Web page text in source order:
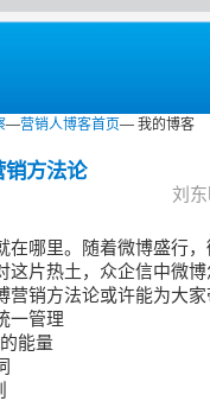
—营销人博客首页— 我的博客
销方法论
刘
在哪里。随着微博盛行
这片热土，众企信中微
营销方法论或许能为大
一管理
能量